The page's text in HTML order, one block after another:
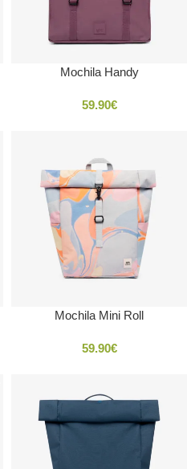
Mochila Handy
59.90€
Mochila Mini Roll
59.90€